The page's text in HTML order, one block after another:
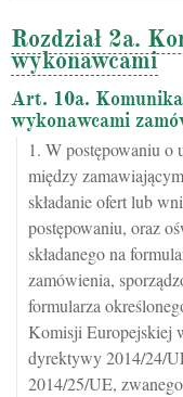
Rozdział 2a.
wykonawcami
Art. 10a.
wykonawcami
1. W postępowaniu o
między
składanie ofert lub
postępowaniu, oraz
składanego na
zamówienia,
formularza
Komisji Europejskiej
dyrektywy 2014/24/
2014/25/UE,